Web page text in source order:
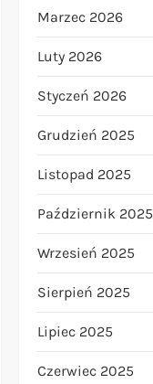
Marzec 2026
Luty 2026
Styczeń 2026
Grudzień 2025
Listopad 2025
Październik 2025
Wrzesień 2025
Sierpień 2025
Lipiec 2025
Czerwiec 2025